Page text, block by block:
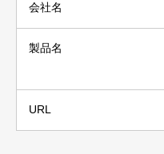
会社名
製品名
URL